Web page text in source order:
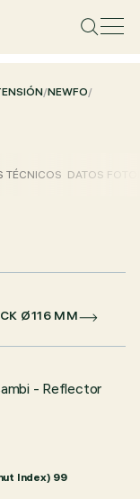
/NEWFO/
TÉCNICOS DATOS
Ø116 MM
- Reflector
Index) 99